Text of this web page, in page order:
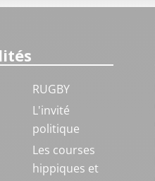
RUGBY
L'invité
politique
Les courses
hippiques et